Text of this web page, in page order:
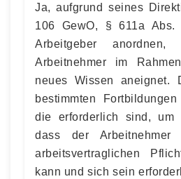
Ja, aufgrund seines
106 GewO, § 611a
Arbeitgeber
Arbeitnehmer im
neues Wissen aneignet.
bestimmten
die erforderlich sind, um
dass der Arbeitnehmer
arbeitsvertraglichen
kann und sich sein